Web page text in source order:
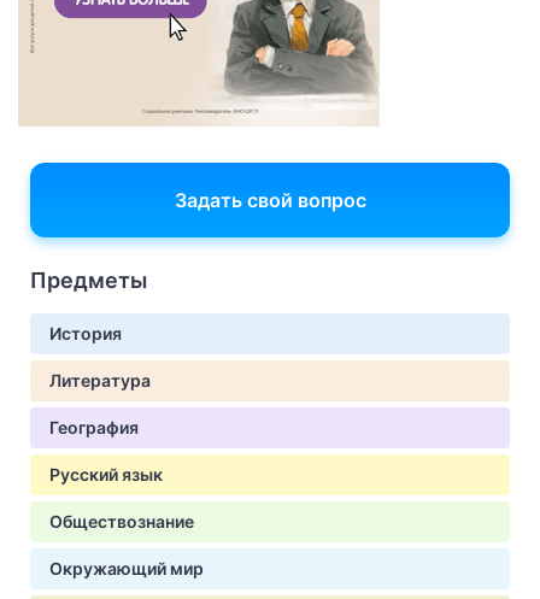
Задать свой вопрос
Предметы
История
Литература
География
Русский язык
Обществознание
Окружающий мир